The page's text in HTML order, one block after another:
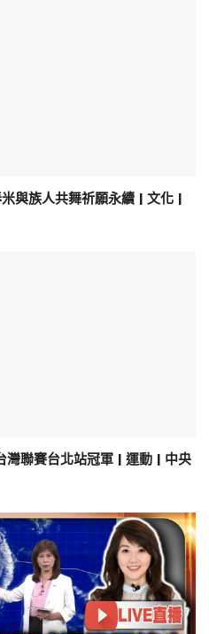
與族人共舞祈願永續 | 文化 |
聯賽台北站冠軍 | 運動 | 中央